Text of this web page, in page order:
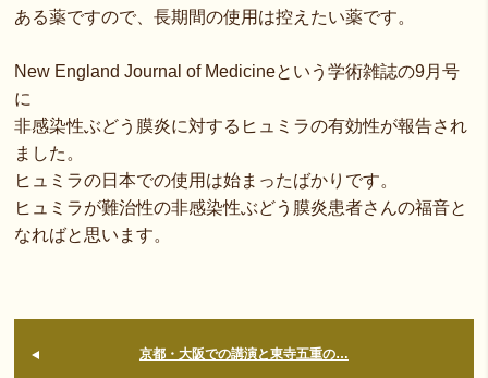
ある薬ですので、長期間の使用は控えたい薬です。
New England Journal of Medicineという学術雑誌の9月号
に
非感染性ぶどう膜炎に対するヒュミラの有効性が報告され
ました。
ヒュミラの日本での使用は始まったばかりです。
ヒュミラが難治性の非感染性ぶどう膜炎患者さんの福音と
なればと思います。
京都・大阪での講演と東寺五重の…